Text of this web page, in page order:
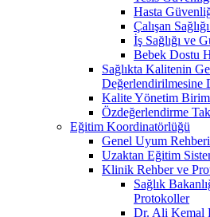
Hasta
Çalışan
İş Sağlığı ve
Bebek Dostu
Sağlıkta Kalitenin
Değerlendirilmesine
Kalite Yönetim
Özdeğerlendirme
Eğitim Koordinatörlüğü
Genel Uyum
Uzaktan Eğitim
Klinik Rehber ve
Sağlık
Protokoller
Dr. Ali Kemal